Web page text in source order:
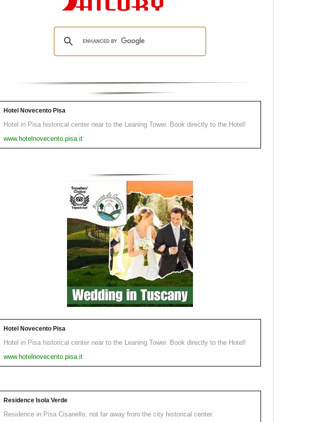
Hotel Novecento Pisa
Hotel in Pisa historical center near to the Leaning Tower. Book directly to the Hotel!
www.hotelnovecento.pisa.it
Hotel Novecento Pisa
Hotel in Pisa historical center near to the Leaning Tower. Book directly to the Hotel!
www.hotelnovecento.pisa.it
Residence Isola Verde
Residence in Pisa Cisanello, not far away from the city historical center.